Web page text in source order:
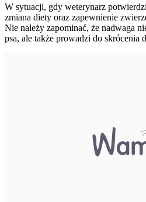
W sytuacji, gdy weterynarz
zmiana diety oraz zapewnienie
Nie należy zapominać, że nadwaga
psa, ale także prowadzi do skrócenia